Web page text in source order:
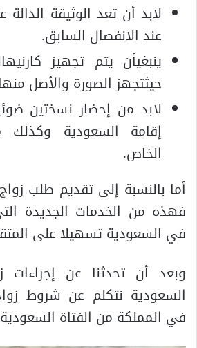
لابد أن تعد الوثيقة
عند الانفصال السابق.
ينبغيأن يتم تجهيز
حيثتجهز الصورة والأصل
لابد من إحضار نسختين
إقامة السعودية
الخاص.
أما بالنسبة إلى تقديم طلب
فهذه من الخدمات الجديدة
في السعودية تسهيلا على
وبعد أن تحدثنا عن
السعودية نتكلم عن شروط
في المملكة من الفتاة